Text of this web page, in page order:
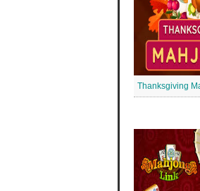
Thanksgiving